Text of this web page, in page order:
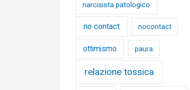
narcisista patologico
no contact nocontact
ottimismo paura
relazione tossica